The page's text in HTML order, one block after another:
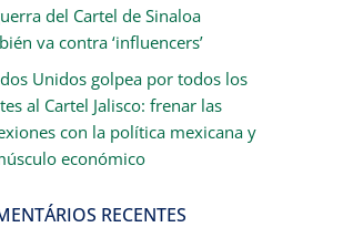
del Cartel de Sinaloa
va contra ‘influencers’
Unidos golpea por todos los
al Cartel Jalisco: frenar las
con la política mexicana y
económico
RECENTES